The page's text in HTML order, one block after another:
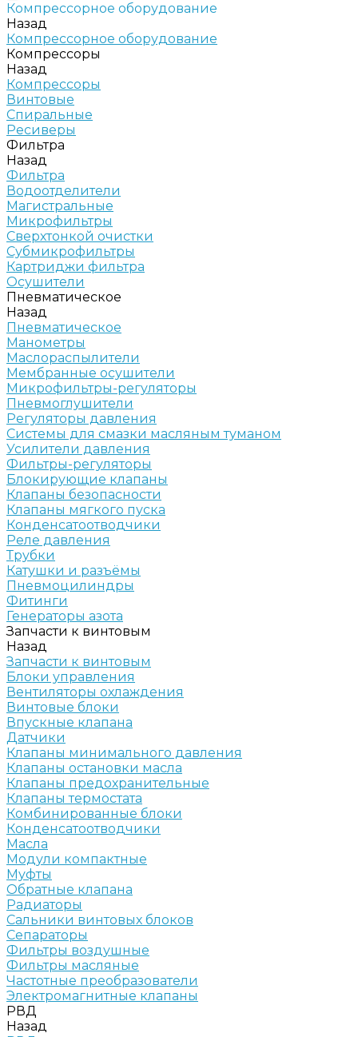
Компрессорное оборудование
Назад
Компрессорное оборудование
Компрессоры
Назад
Компрессоры
Винтовые
Спиральные
Ресиверы
Фильтра
Назад
Фильтра
Водоотделители
Магистральные
Микрофильтры
Сверхтонкой очистки
Субмикрофильтры
Картриджи фильтра
Осушители
Пневматическое
Назад
Пневматическое
Манометры
Маслораспылители
Мембранные осушители
Микрофильтры-регуляторы
Пневмоглушители
Регуляторы давления
Системы для смазки масляным туманом
Усилители давления
Фильтры-регуляторы
Блокирующие клапаны
Клапаны безопасности
Клапаны мягкого пуска
Конденсатоотводчики
Реле давления
Трубки
Катушки и разъёмы
Пневмоцилиндры
Фитинги
Генераторы азота
Запчасти к винтовым
Назад
Запчасти к винтовым
Блоки управления
Вентиляторы охлаждения
Винтовые блоки
Впускные клапана
Датчики
Клапаны минимального давления
Клапаны остановки масла
Клапаны предохранительные
Клапаны термостата
Комбинированные блоки
Конденсатоотводчики
Масла
Модули компактные
Муфты
Обратные клапана
Радиаторы
Сальники винтовых блоков
Сепараторы
Фильтры воздушные
Фильтры масляные
Частотные преобразователи
Электромагнитные клапаны
РВД
Назад